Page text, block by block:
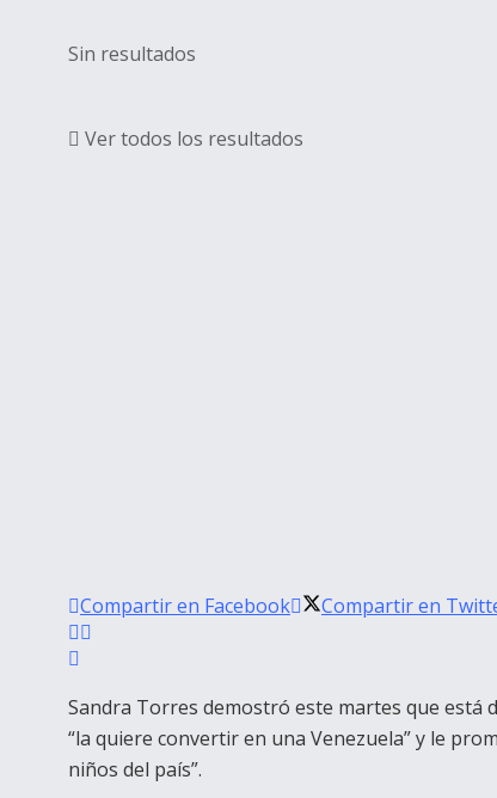
Sin resultados
Ver todos los resultados
Compartir en Facebook Compartir en
Sandra Torres demostró este martes que está
“la quiere convertir en una Venezuela” y le
niños del país”.